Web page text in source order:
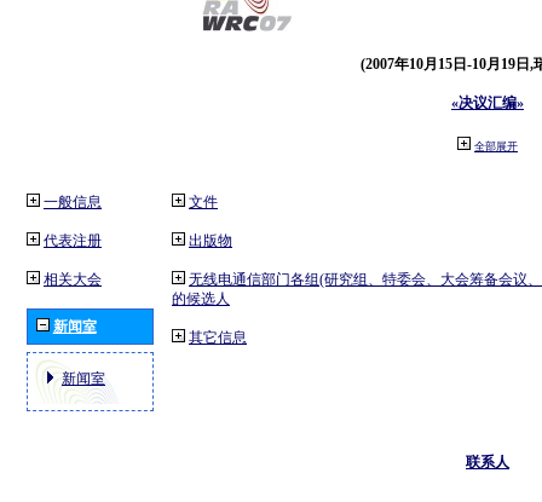
(2007年10月15日-10月19日,
«决议汇编»
全部展开
一般信息
代表注册
相关大会
新闻室
新闻室
文件
出版物
无线电通信部门各组(研究组、特委会、大会筹备会议
的候选人
其它信息
联系人